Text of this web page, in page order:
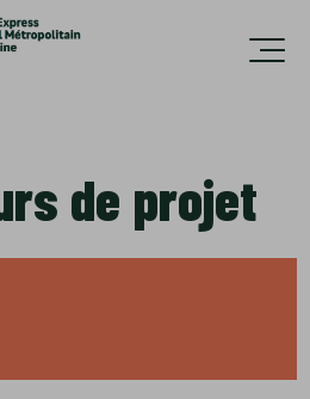
au contenu
de projet